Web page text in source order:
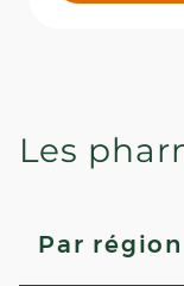
Les
Par région